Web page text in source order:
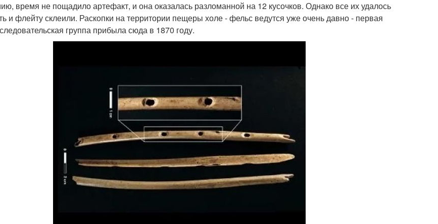
время не пощадило артефакт, и она оказалась разломанной на 12 кусочков. Однако все их удалось
и флейту склеили. Раскопки на территории пещеры холе - фельс ведутся уже очень давно - первая
группа прибыла сюда в 1870 году.